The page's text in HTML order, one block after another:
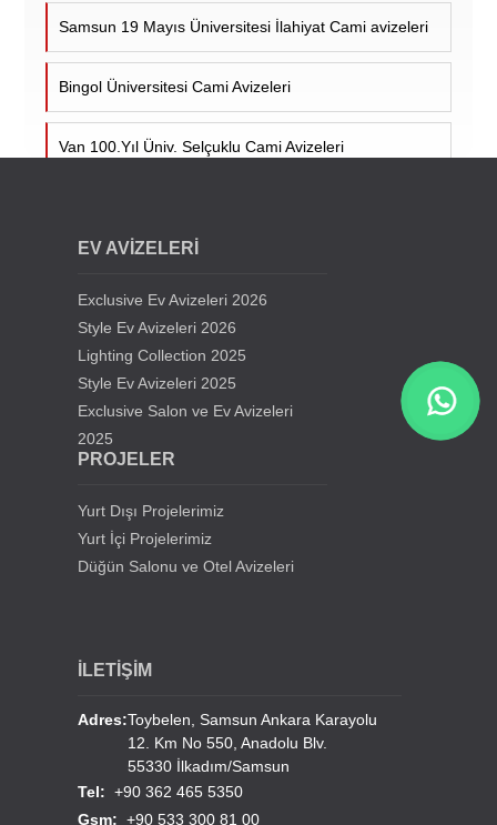
Samsun 19 Mayıs Üniversitesi İlahiyat Cami avizeleri
Bingol Üniversitesi Cami Avizeleri
Van 100.Yıl Üniv. Selçuklu Cami Avizeleri
Kıbrıs Lefkoşa Hala Sultan Cami Avizeleri
Samsun Gürbüz Cami Avize Projesi
İstanbul Beylikdüzü Mevlana Cami Avize Projesi
Kahramanmaraş Medine Cami Avizesi
Mersin Mezitli Cami Avize Projesi
Erzurum Hınıs Merkez Cami Avizeleri
EV AVİZELERİ
Exclusive Ev Avizeleri 2026
Style Ev Avizeleri 2026
Lighting Collection 2025
Style Ev Avizeleri 2025
Exclusive Salon ve Ev Avizeleri
2025
PROJELER
Yurt Dışı Projelerimiz
Yurt İçi Projelerimiz
Düğün Salonu ve Otel Avizeleri
İLETİŞİM
Adres:Toybelen, Samsun Ankara Karayolu
12. Km No 550, Anadolu Blv.
55330 İlkadım/Samsun
Tel:+90 362 465 5350
Gsm:+90 533 300 81 00